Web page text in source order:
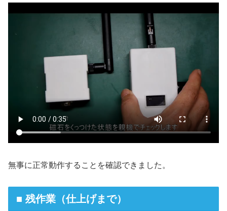
無事に正常動作することを確認できました。
■ 残作業（仕上げまで）